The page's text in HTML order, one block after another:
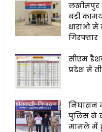
लखीमपुर
बड़ी
धाराओं में
गिरफ्तार
सीएम
प्रदेश में
निघासन
पुलिस ने
मामले में